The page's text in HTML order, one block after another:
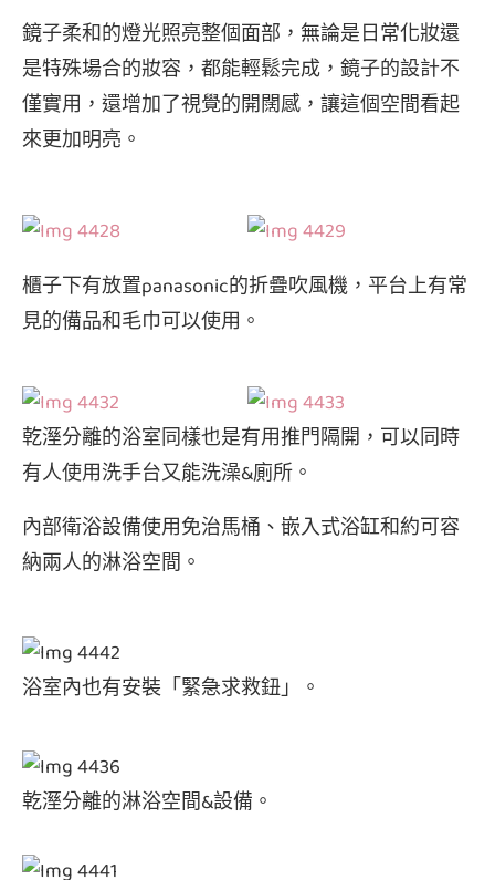
鏡子柔和的燈光照亮整個面部，無論是日常化妝還
是特殊場合的妝容，都能輕鬆完成，鏡子的設計不
僅實用，還增加了視覺的開闊感，讓這個空間看起
來更加明亮。
櫃子下有放置panasonic的折疊吹風機，平台上有常
見的備品和毛巾可以使用。
乾溼分離的浴室同樣也是有用推門隔開，可以同時
有人使用洗手台又能洗澡&廁所。
內部衛浴設備使用免治馬桶、嵌入式浴缸和約可容
納兩人的淋浴空間。
浴室內也有安裝「緊急求救鈕」。
乾溼分離的淋浴空間&設備。